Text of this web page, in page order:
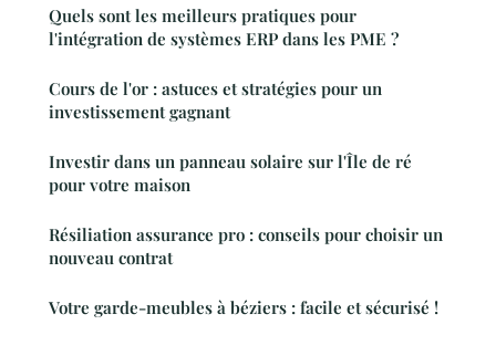
Quels sont les meilleurs pratiques pour
l'intégration de systèmes ERP dans les PME ?
Cours de l'or : astuces et stratégies pour un
investissement gagnant
Investir dans un panneau solaire sur l'Île de ré
pour votre maison
Résiliation assurance pro : conseils pour choisir un
nouveau contrat
Votre garde-meubles à béziers : facile et sécurisé !